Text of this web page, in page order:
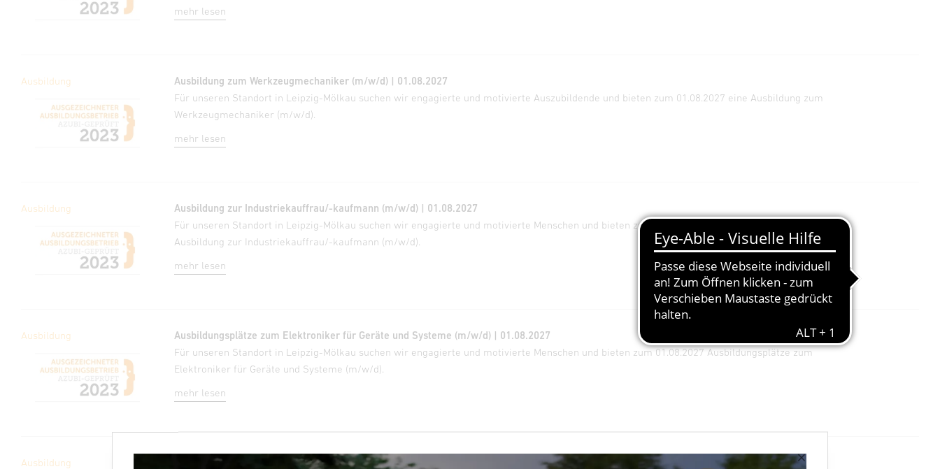
×
mehr lesen
Ausbildung
Ausbildung zum Werkzeugmechaniker (m/w/d) | 01.08.2027
Für unseren Standort in Leipzig-Mölkau suchen wir engagierte und motivierte Auszubildende und bieten zum 01.08.2027 eine Ausbildung zum
Werkzeugmechaniker (m/w/d).
mehr lesen
Ausbildung
Ausbildung zur Industriekauffrau/-kaufmann (m/w/d) | 01.08.2027
Für unseren Standort in Leipzig-Mölkau suchen wir engagierte und motivierte Menschen und bieten zum 01.08.2027 Ausbildungsplätze zur
Ausbildung zur Industriekauffrau/-kaufmann (m/w/d).
mehr lesen
Ausbildung
Ausbildungsplätze zum Elektroniker für Geräte und Systeme (m/w/d) | 01.08.2027
Für unseren Standort in Leipzig-Mölkau suchen wir engagierte und motivierte Menschen und bieten zum 01.08.2027 Ausbildungsplätze zum
Elektroniker für Geräte und Systeme (m/w/d).
mehr lesen
Ausbildung
Auszubildende zum Kaufmann Büromanagement (m/w/d) | 01.08.2027